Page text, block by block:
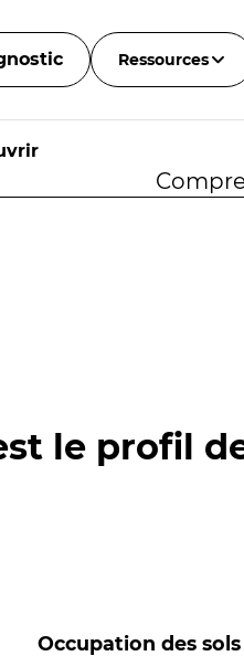
Ressources
le profil
Occupation des